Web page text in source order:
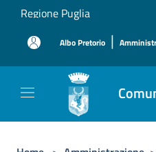
Salta al contenuto principale
Regione Puglia
Albo Pretorio |